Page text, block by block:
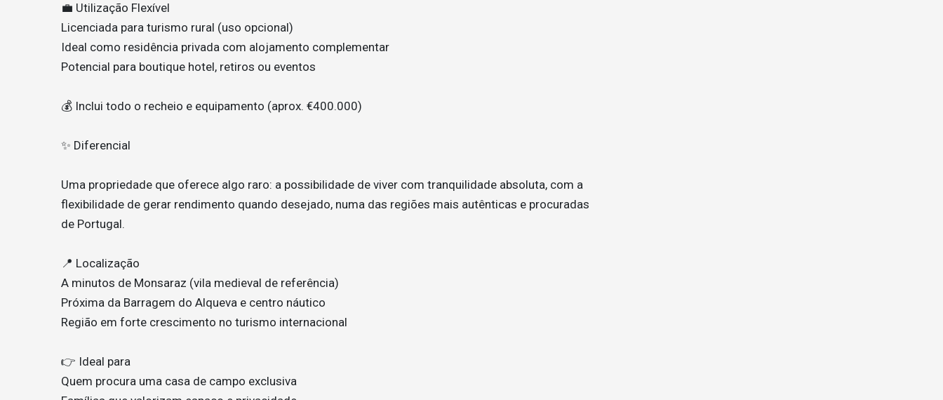
💼 Utilização Flexível
Licenciada para turismo rural (uso opcional)
Ideal como residência privada com alojamento complementar
Potencial para boutique hotel, retiros ou eventos
💰 Inclui todo o recheio e equipamento (aprox. €400.000)
✨ Diferencial
Uma propriedade que oferece algo raro: a possibilidade de viver com tranquilidade absoluta, com a
flexibilidade de gerar rendimento quando desejado, numa das regiões mais autênticas e procuradas
de Portugal.
📍 Localização
A minutos de Monsaraz (vila medieval de referência)
Próxima da Barragem do Alqueva e centro náutico
Região em forte crescimento no turismo internacional
👉 Ideal para
Quem procura uma casa de campo exclusiva